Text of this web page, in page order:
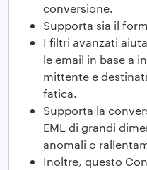
conversione.
Supporta sia il
I filtri avanzati
le email in base a
mittente e
fatica.
Supporta la
EML di grandi
anomali o
Inoltre, questo